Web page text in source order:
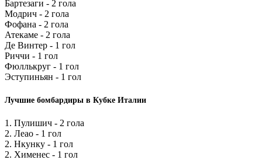
Бартезаги - 2 гола
Модрич - 2 гола
Фофана - 2 гола
Атекаме - 2 гола
Де Винтер - 1 гол
Риччи - 1 гол
Фюллькруг - 1 гол
Эступиньян - 1 гол
Лучшие бомбардиры в Кубке Италии
1. Пулишич - 2 гола
2. Леао - 1 гол
2. Нкунку - 1 гол
2. Хименес - 1 гол